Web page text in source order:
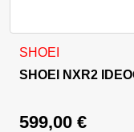
SHOEI
SHOEI NXR2
599,00 €
Ovaj proizvod ima